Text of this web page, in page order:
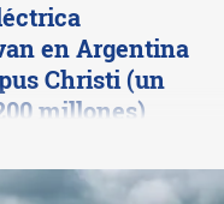
en Argentina
Christi (un
millones)